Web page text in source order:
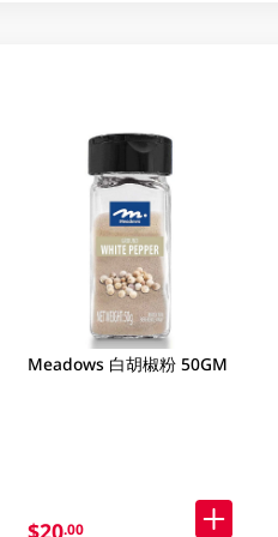
Meadows 白胡椒粉 50GM
.00